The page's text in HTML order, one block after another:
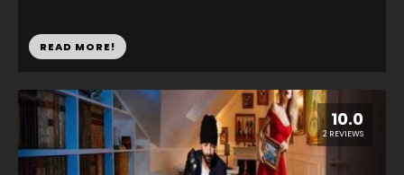
10.0
2 REVIEWS
READ MORE!